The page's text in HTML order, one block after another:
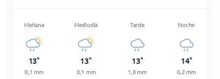
Mañana
13°
0,1 mm
Mediodía
13°
0,1 mm
Tarde
13°
1,8 mm
Noche
14°
0,2 mm